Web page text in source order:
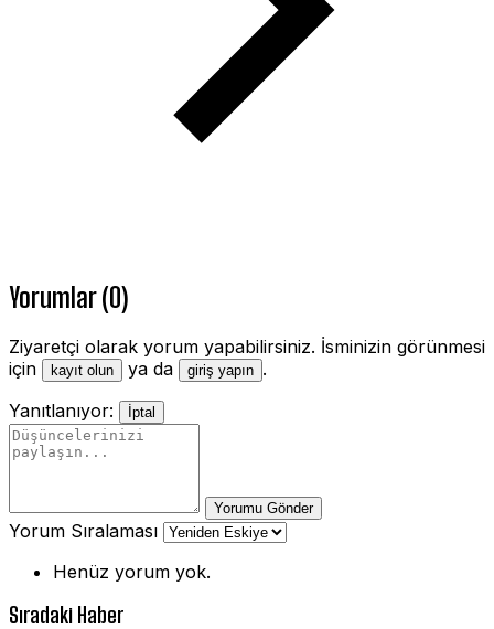
Yorumlar (0)
Ziyaretçi olarak yorum yapabilirsiniz. İsminizin görünmesi
için
kayıt olun ya da giriş yapın .
Yanıtlanıyor:
İptal
Yorumu Gönder
Yorum Sıralaması
Henüz yorum yok.
Sıradaki Haber